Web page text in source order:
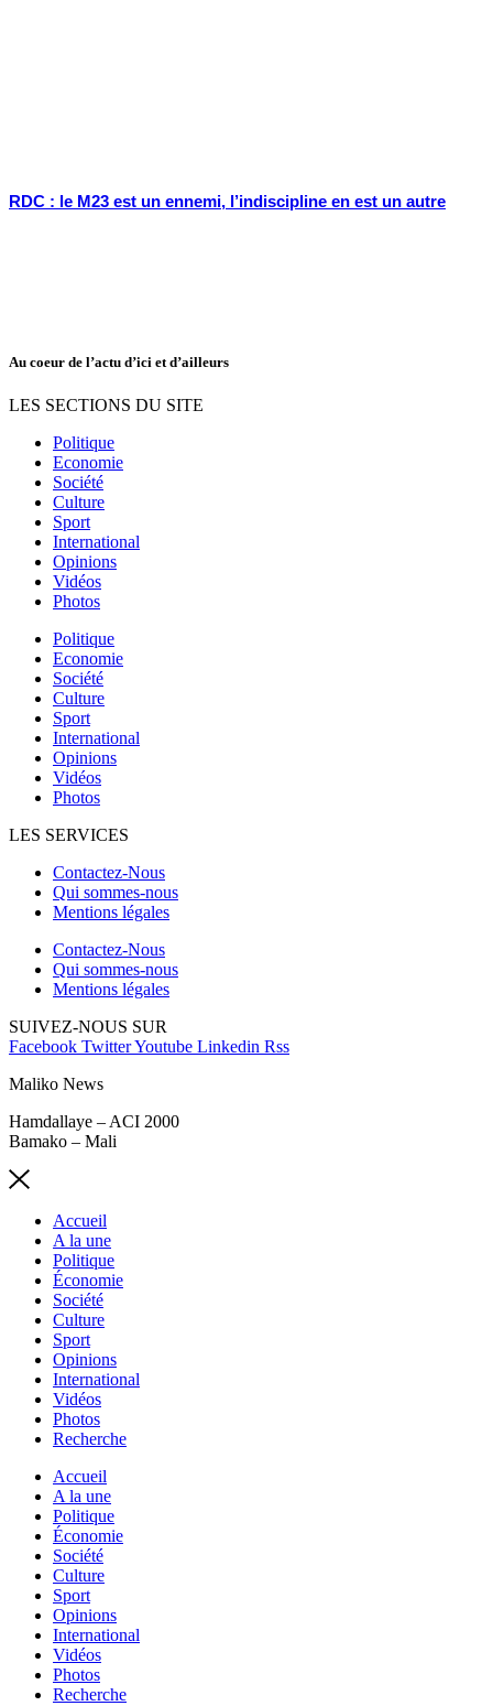
RDC : le M23 est un ennemi, l’indiscipline en est un autre
Au coeur de l’actu d’ici et d’ailleurs
LES SECTIONS DU SITE
Politique
Economie
Société
Culture
Sport
International
Opinions
Vidéos
Photos
Politique
Economie
Société
Culture
Sport
International
Opinions
Vidéos
Photos
LES SERVICES
Contactez-Nous
Qui sommes-nous
Mentions légales
Contactez-Nous
Qui sommes-nous
Mentions légales
SUIVEZ-NOUS SUR
Facebook TwitterYoutube Linkedin Rss
Maliko News
Hamdallaye – ACI 2000
Bamako – Mali
Accueil
A la une
Politique
Économie
Société
Culture
Sport
Opinions
International
Vidéos
Photos
Recherche
Accueil
A la une
Politique
Économie
Société
Culture
Sport
Opinions
International
Vidéos
Photos
Recherche